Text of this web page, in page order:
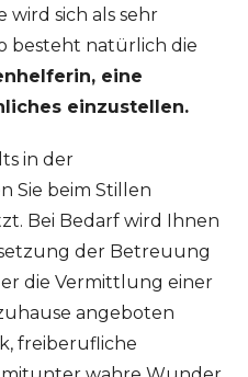
wird sich als sehr
besteht natürlich die
eine
einzustellen.
in der
Sie beim Stillen
Bei Bedarf wird Ihnen
der Betreuung
die Vermittlung einer
angeboten
freiberufliche